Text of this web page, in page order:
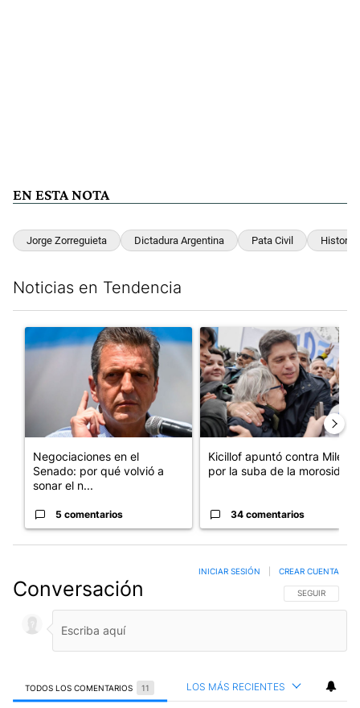
EN ESTA NOTA
Jorge Zorreguieta Dictadura Argentina Pata Civil Historia
Noticias en Tendencia
Un artículo de tendencia con el título "Negociaciones en el
Negociaciones en el
Senado: por qué volvió a
sonar el n...
5 comentarios
Un artículo de tendencia con
Kicillof apuntó contra Milei
por la suba de la morosida...
34 comentarios
Conversación SIGA ESTA
SEGUIR
INICIAR SESIÓN CREAR CUENTA
TODOS LOS COMENTARIOS 11 LOS MÁS RECIENTES